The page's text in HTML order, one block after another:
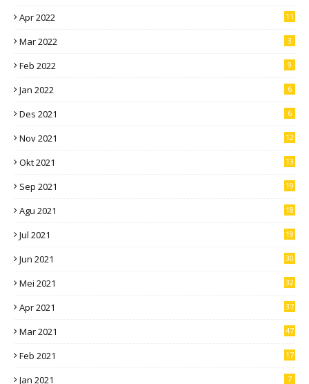
Apr 2022 11
Mar 2022 3
Feb 2022 9
Jan 2022 6
Des 2021 6
Nov 2021 12
Okt 2021 13
Sep 2021 19
Agu 2021 18
Jul 2021 19
Jun 2021 30
Mei 2021 32
Apr 2021 37
Mar 2021 47
Feb 2021 17
Jan 2021 7